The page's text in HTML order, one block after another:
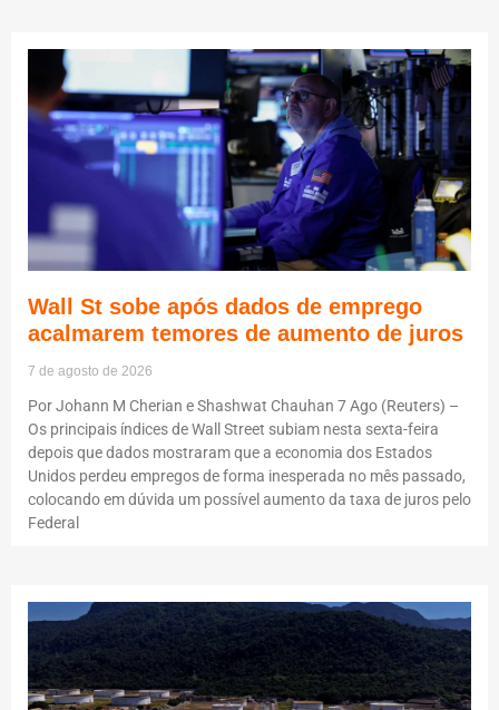
Wall St sobe após dados de emprego
acalmarem temores de aumento de juros
7 de agosto de 2026
Por Johann M Cherian e Shashwat Chauhan 7 Ago (Reuters) –
Os principais índices de Wall Street subiam nesta sexta-feira
depois que dados mostraram que a economia dos Estados
Unidos perdeu empregos de forma inesperada no mês passado,
colocando em dúvida um possível aumento da taxa de juros pelo
Federal